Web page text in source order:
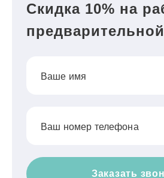
Скидка 10% на
Ваше имя
Ваш номер телефона
Заказать